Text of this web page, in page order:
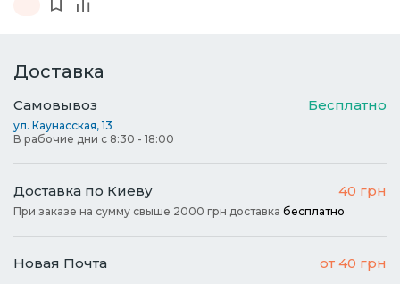
Доставка
Самовывоз Бесплатно
ул. Каунасская, 13
В рабочие дни с 8:30 - 18:00
Доставка по Киеву 40 грн
При заказе на сумму свыше 2000 грн доставка бесплатно
Новая Почта от 40 грн